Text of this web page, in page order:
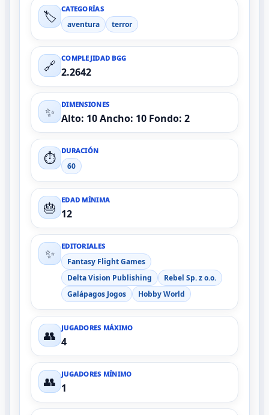
🏷️ CATEGORÍAS
aventura terror
🔗 COMPLEJIDAD BGG
2.2642
✨ DIMENSIONES
Alto: 10 Ancho: 10 Fondo: 2
⏱️ DURACIÓN
60
🎂 EDAD MÍNIMA
12
✨ EDITORIALES
Fantasy Flight Games
Delta Vision Publishing
Rebel Sp. z o.o.
Galápagos Jogos
Hobby World
👥 JUGADORES MÁXIMO
4
👥 JUGADORES MÍNIMO
1